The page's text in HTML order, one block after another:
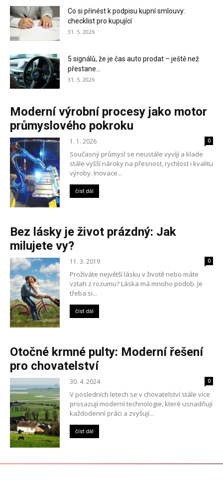
Co si přinést k podpisu kupní smlouvy:
checklist pro kupující
31. 5. 2026
5 signálů, že je čas auto prodat – ještě než
přestane...
31. 5. 2026
Moderní výrobní procesy jako motor
průmyslového pokroku
1. 1. 2026 0
Současný průmysl se neustále vyvíjí a klade
stále vyšší nároky na přesnost, rychlost i kvalitu
výroby. Inovace...
číst dál
Bez lásky je život prázdný: Jak
milujete vy?
11. 3. 2019 0
Prožíváte největší lásku v životě nebo máte
vztah z rozumu? Láska má mnoho podob. Je
třeba si...
číst dál
Otočné krmné pulty: Moderní řešení
pro chovatelství
30. 4. 2024 0
V posledních letech se v chovatelství stále více
prosazují moderní technologie, které usnadňují
každodenní práci a zvyšují...
číst dál